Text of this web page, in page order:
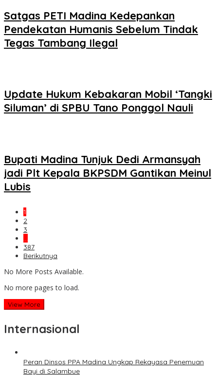
Satgas PETI Madina Kedepankan
Pendekatan Humanis Sebelum Tindak
Tegas Tambang Ilegal
Update Hukum Kebakaran Mobil ‘Tangki
Siluman’ di SPBU Tano Ponggol Nauli
Bupati Madina Tunjuk Dedi Armansyah
jadi Plt Kepala BKPSDM Gantikan Meinul
Lubis
1
2
3
…
387
Berikutnya
No More Posts Available.
No more pages to load.
View More
Internasional
Peran Dinsos PPA Madina Ungkap Rekayasa Penemuan
Bayi di Salambue